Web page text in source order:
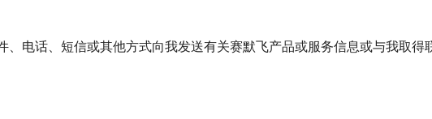
、电话、短信或其他方式向我发送有关赛默飞产品或服务信息或与我取得